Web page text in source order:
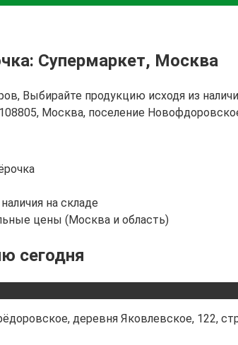
Супермаркет, Москва
Выбирайте продукцию исходя из
Москва, поселение
на складе
цены (Москва и область)
сегодня
деревня Яковлевское, 122,